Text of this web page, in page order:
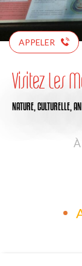
APPELER
Visitez Les
NATURE, CULTURELLE,